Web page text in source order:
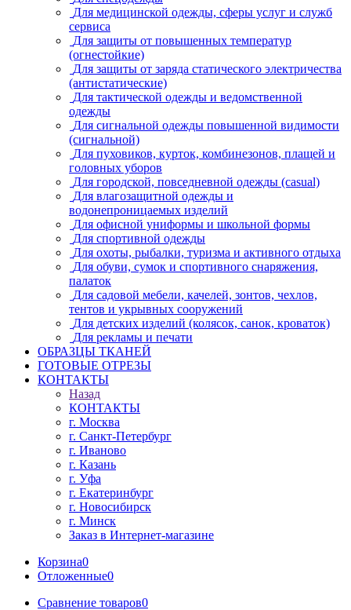
Для медицинской одежды, сферы услуг и служб
сервиса
Для защиты от повышенных температур
(огнестойкие)
Для защиты от заряда статического электричества
(антистатические)
Для тактической одежды и ведомственной
одежды
Для сигнальной одежды повышенной видимости
(сигнальной)
Для пуховиков, курток, комбинезонов, плащей и
головных уборов
Для городской, повседневной одежды (casual)
Для влагозащитной одежды и
водонепроницаемых изделий
Для офисной униформы и школьной формы
Для спортивной одежды
Для охоты, рыбалки, туризма и активного отдыха
Для обуви, сумок и спортивного снаряжения,
палаток
Для садовой мебели, качелей, зонтов, чехлов,
тентов и укрывных сооружений
Для детских изделий (колясок, санок, кроваток)
Для рекламы и печати
ОБРАЗЦЫ ТКАНЕЙ
ГОТОВЫЕ ОТРЕЗЫ
КОНТАКТЫ
Назад
КОНТАКТЫ
г. Москва
г. Санкт-Петербург
г. Иваново
г. Казань
г. Уфа
г. Екатеринбург
г. Новосибирск
г. Минск
Заказ в Интернет-магазине
Корзина0
Отложенные0
Сравнение товаров0